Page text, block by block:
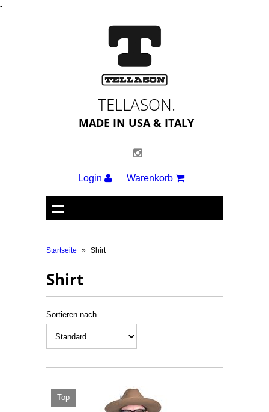
-
TELLASON.
MADE IN USA & ITALY
Login Warenkorb
Startseite » Shirt
Shirt
Sortieren nach
Top